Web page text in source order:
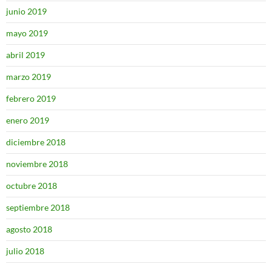
junio 2019
mayo 2019
abril 2019
marzo 2019
febrero 2019
enero 2019
diciembre 2018
noviembre 2018
octubre 2018
septiembre 2018
agosto 2018
julio 2018